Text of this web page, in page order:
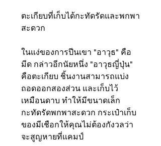
ตะเกียบที่เก็บได้กะทัดรัดและพกพา
สะดวก
ในแง่ของการปีนเขา "อาวุธ" คือ
มีด กล่าวอีกนัยหนึ่ง "อาวุธญี่ปุ่น"
คือตะเกียบ ชิ้นงานสามารถแบ่ง
ถอดออกสองส่วน และเก็บไว้
เหมือนดาบ ทำให้มีขนาดเล็ก
กะทัดรัดพกพาสะดวก กระเป๋าเก็บ
ของมีเชือกให้คุณไม่ต้องกังวลว่า
จะสูญหายที่แคมป์